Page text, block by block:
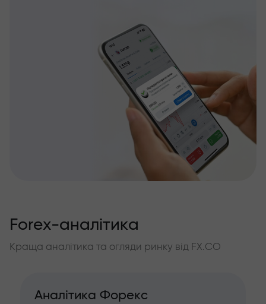
Forex-аналітика
Краща аналітика та огляди ринку від FX.CO
Аналітика Форекс